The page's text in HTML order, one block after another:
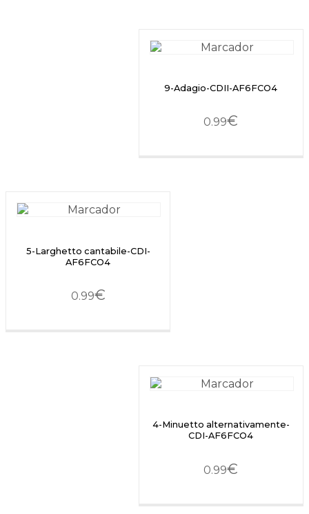
9-Adagio-CDII-AF6FCO4
0.99€
5-Larghetto cantabile-CDI-
AF6FCO4
0.99€
4-Minuetto alternativamente-
CDI-AF6FCO4
0.99€